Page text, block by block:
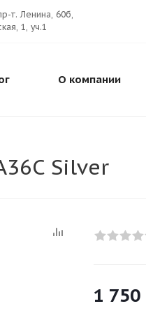
т. Ленина, 60б,
1, уч.1
О компании
Silver
1 750